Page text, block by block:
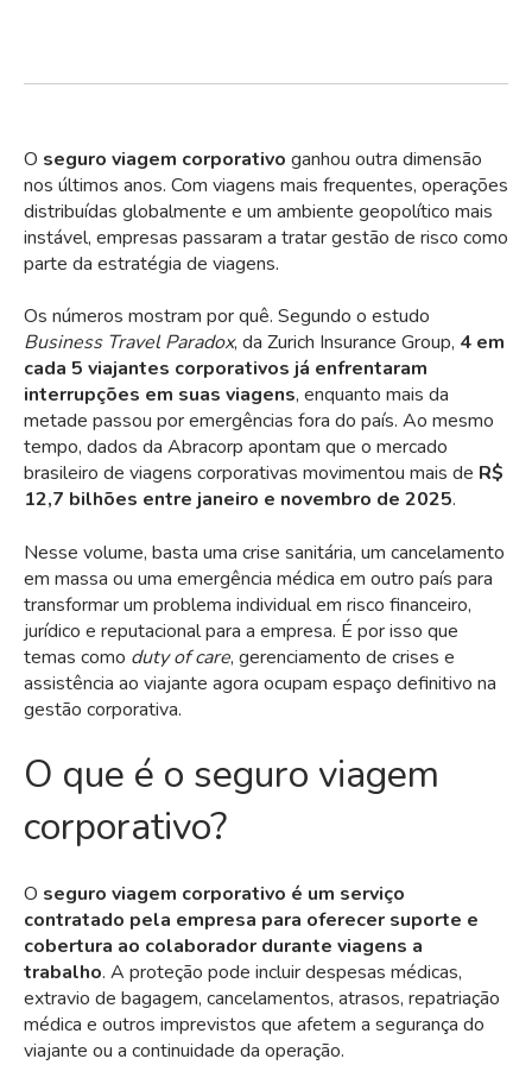
O seguro viagem corporativo ganhou outra dimensão
nos últimos anos. Com viagens mais frequentes, operações
distribuídas globalmente e um ambiente geopolítico mais
instável, empresas passaram a tratar gestão de risco como
parte da estratégia de viagens.
Os números mostram por quê. Segundo o estudo
Business Travel Paradox, da Zurich Insurance Group, 4 em
cada 5 viajantes corporativos já enfrentaram
interrupções em suas viagens, enquanto mais da
metade passou por emergências fora do país. Ao mesmo
tempo, dados da Abracorp apontam que o mercado
brasileiro de viagens corporativas movimentou mais de R$
12,7 bilhões entre janeiro e novembro de 2025.
Nesse volume, basta uma crise sanitária, um cancelamento
em massa ou uma emergência médica em outro país para
transformar um problema individual em risco financeiro,
jurídico e reputacional para a empresa. É por isso que
temas como duty of care, gerenciamento de crises e
assistência ao viajante agora ocupam espaço definitivo na
gestão corporativa.
O que é o seguro viagem
corporativo?
O seguro viagem corporativo é um serviço
contratado pela empresa para oferecer suporte e
cobertura ao colaborador durante viagens a
trabalho. A proteção pode incluir despesas médicas,
extravio de bagagem, cancelamentos, atrasos, repatriação
médica e outros imprevistos que afetem a segurança do
viajante ou a continuidade da operação.